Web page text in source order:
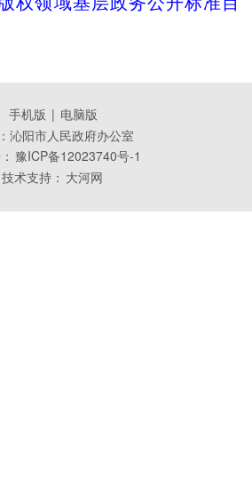
手机版 | 电脑版
沁阳市人民政府办公室
豫ICP备12023740号-1
技术支持： 大河网